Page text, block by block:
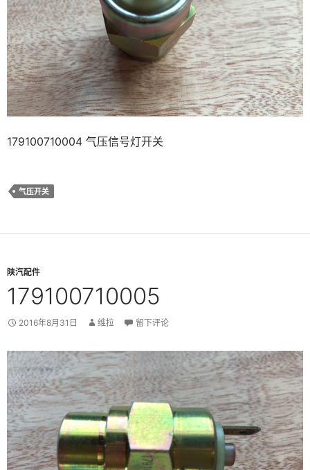
179100710004 气压信号灯开关
气压开关
陕汽配件
179100710005
2016年8月31日 维拉 留下评论